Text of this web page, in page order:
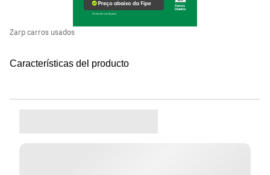
Zarp carros usados
Características del producto